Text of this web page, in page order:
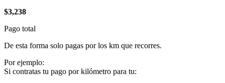
$3,238
Pago total
De esta forma solo pagas por los km que recorres.
Por ejemplo:
Si contratas tu pago por kilómetro para tu: